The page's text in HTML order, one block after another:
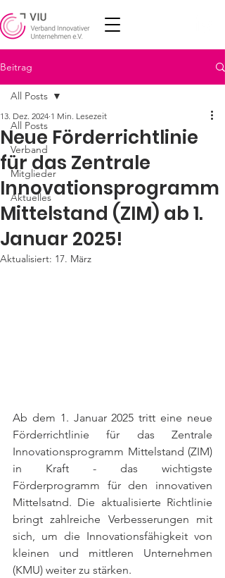
Beitrag
All Posts
Verband
Mitglieder
Aktuelles
All Posts
Neue Förderrichtlinie
für das Zentrale
Innovationsprogramm
Mittelstand (ZIM) ab 1.
Januar 2025!
13. Dez. 2024 1 Min. Lesezeit
Aktualisiert: 17. März
Ab dem 1. Januar 2025 tritt eine neue
Förderrichtlinie für das Zentrale
Innovationsprogramm Mittelstand (ZIM)
in Kraft - das wichtigste
Förderprogramm für den innovativen
Mittelsatnd. Die aktualisierte Richtlinie
bringt zahlreiche Verbesserungen mit
sich, um die Innovationsfähigkeit von
kleinen und mittleren Unternehmen
(KMU) weiter zu stärken.